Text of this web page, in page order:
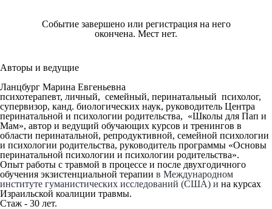
Событие завершено или регистрация на него
окончена. Мест нет.
Авторы и ведущие
Ланцбург Марина Евгеньевна
психотерапевт, личный, семейный, перинатальный психолог,
супервизор, канд. биологических наук, руководитель Центра
перинатальной и психологии родительства, «Школы для Пап и
Мам», автор и ведущий обучающих курсов и тренингов в
области перинатальной, репродуктивной, семейной психологии
и психологии родительства, руководитель программы «Основы
перинатальной психологии и психологии родительства».
Опыт работы с травмой в процессе и после двухгодичного
обучения экзистенциальной терапии в Международном
институте гуманистических исследований (США) и на курсах
Израильской коалиции травмы.
Стаж - 30 лет.